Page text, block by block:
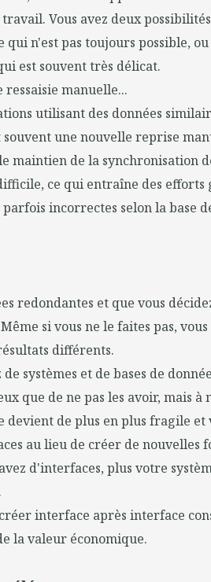
Vous avez deux
qui n'est pas toujours possible,
est souvent très délicat.
manuelle...
utilisant des données
une nouvelle reprise
maintien de la synchronisation
ce qui entraîne des
incorrectes selon la base
redondantes et que vous
si vous ne le faites pas,
différents.
systèmes et de bases de
que de ne pas les avoir, mais à
de plus en plus fragile et
au lieu de créer de nouvelles
d'interfaces, plus votre
créer interface après interface
la valeur économique.